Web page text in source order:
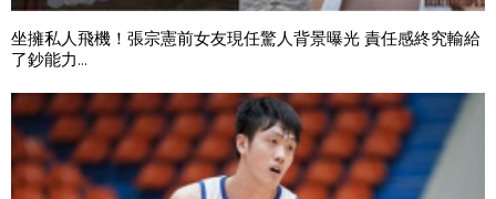
坐擁私人飛機！張宗憲前女友現任驚人背景曝光 責任感終究輸給
了鈔能力...